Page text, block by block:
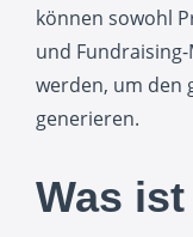
können sowohl
und
werden, um den
generieren.
Was